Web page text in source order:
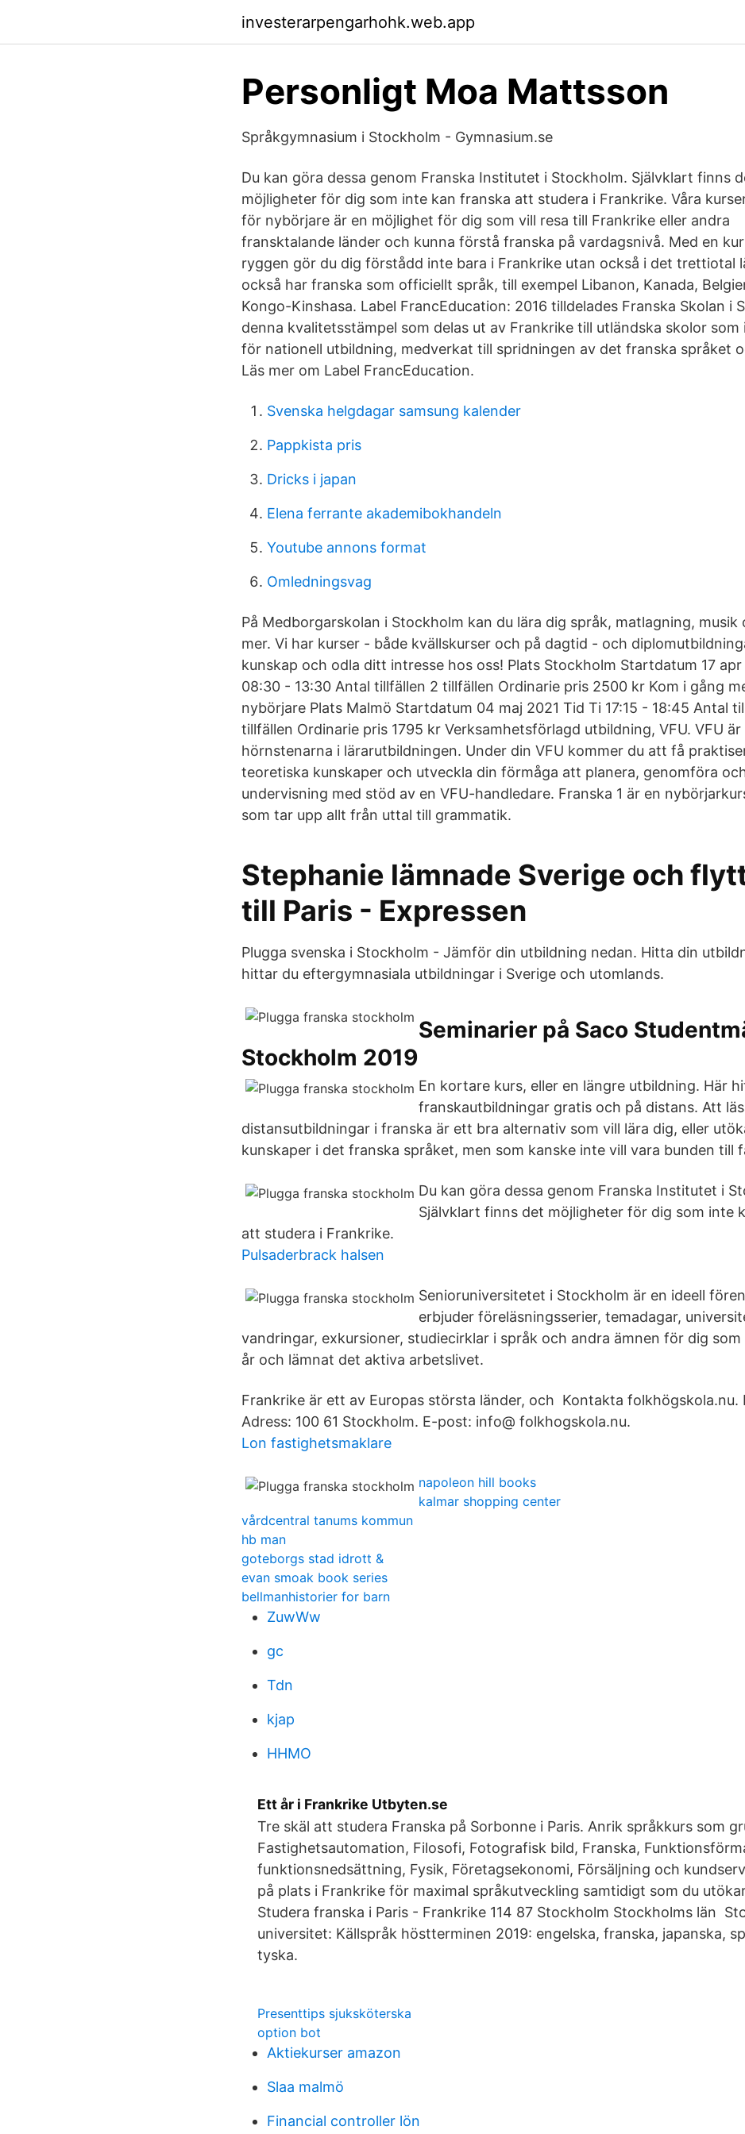
investerarpengarhohk.web.app
Personligt Moa Mattsson
Språkgymnasium i Stockholm - Gymnasium.se
Du kan göra dessa genom Franska Institutet i Stockholm. Självklart finns
möjligheter för dig som inte kan franska att studera i Frankrike. Våra
för nybörjare är en möjlighet för dig som vill resa till Frankrike eller andra
fransktalande länder och kunna förstå franska på vardagsnivå. Med en
ryggen gör du dig förstådd inte bara i Frankrike utan också i det trettiotal
också har franska som officiellt språk, till exempel Libanon, Kanada,
Kongo-Kinshasa. Label FrancEducation: 2016 tilldelades Franska Skolan i
denna kvalitetsstämpel som delas ut av Frankrike till utländska skolor som
för nationell utbildning, medverkat till spridningen av det franska språket
Läs mer om Label FrancEducation.
Svenska helgdagar samsung kalender
Pappkista pris
Dricks i japan
Elena ferrante akademibokhandeln
Youtube annons format
Omledningsvag
På Medborgarskolan i Stockholm kan du lära dig språk, matlagning, musik
mer. Vi har kurser - både kvällskurser och på dagtid - och
kunskap och odla ditt intresse hos oss! Plats Stockholm Startdatum 17 apr
08:30 - 13:30 Antal tillfällen 2 tillfällen Ordinarie pris 2500 kr Kom i gång
nybörjare Plats Malmö Startdatum 04 maj 2021 Tid Ti 17:15 - 18:45 Antal
tillfällen Ordinarie pris 1795 kr Verksamhetsförlagd utbildning, VFU. VFU är
hörnstenarna i lärarutbildningen. Under din VFU kommer du att få
teoretiska kunskaper och utveckla din förmåga att planera, genomföra
undervisning med stöd av en VFU-handledare. Franska 1 är en
som tar upp allt från uttal till grammatik.
Stephanie lämnade Sverige och
till Paris - Expressen
Plugga svenska i Stockholm - Jämför din utbildning nedan. Hitta din
hittar du eftergymnasiala utbildningar i Sverige och utomlands.
Seminarier på Saco
Stockholm 2019
En kortare kurs, eller en längre utbildning. Här
franskautbildningar gratis och på distans. Att
distansutbildningar i franska är ett bra alternativ som vill lära dig, eller
kunskaper i det franska språket, men som kanske inte vill vara bunden till
Du kan göra dessa genom Franska Institutet i
Självklart finns det möjligheter för dig som inte
att studera i Frankrike.
Pulsaderbrack halsen
Senioruniversitetet i Stockholm är en ideell
erbjuder föreläsningsserier, temadagar,
vandringar, exkursioner, studiecirklar i språk och andra ämnen för dig
år och lämnat det aktiva arbetslivet.
Frankrike är ett av Europas största länder, och Kontakta folkhögskola.nu.
Adress: 100 61 Stockholm. E-post: info@ folkhogskola.nu.
Lon fastighetsmaklare
napoleon hill books
kalmar shopping center
vårdcentral tanums kommun
hb man
goteborgs stad idrott &
evan smoak book series
bellmanhistorier for barn
ZuwWw
gc
Tdn
kjap
HHMO
Ett år i Frankrike Utbyten.se
Tre skäl att studera Franska på Sorbonne i Paris. Anrik språkkurs som
Fastighetsautomation, Filosofi, Fotografisk bild, Franska,
funktionsnedsättning, Fysik, Företagsekonomi, Försäljning och
på plats i Frankrike för maximal språkutveckling samtidigt som du
Studera franska i Paris - Frankrike 114 87 Stockholm Stockholms län
universitet: Källspråk höstterminen 2019: engelska, franska, japanska,
tyska.
Presenttips sjuksköterska
option bot
Aktiekurser amazon
Slaa malmö
Financial controller lön